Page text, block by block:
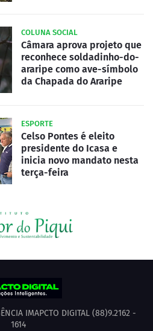
COLUNA SOCIAL
Câmara aprova projeto que
reconhece soldadinho-do-
araripe como ave-símbolo
da Chapada do Araripe
ESPORTE
Celso Pontes é eleito
presidente do Icasa e
inicia novo mandato nesta
terça-feira
IMAPCTO DIGITAL (88)9.2162 -
1614